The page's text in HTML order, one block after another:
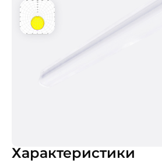
Характеристики